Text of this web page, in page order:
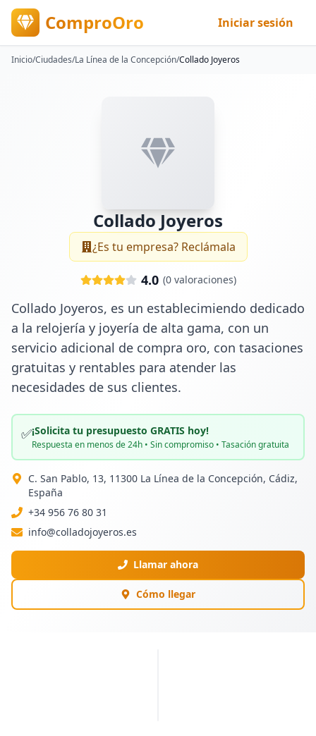
ComproOro Iniciar sesión
Inicio/Ciudades/La Línea de la Concepción/Collado Joyeros
Collado Joyeros
¿Es tu empresa? Reclámala
4.0 (0valoraciones)
Collado Joyeros, es un establecimiendo dedicado
a la relojería y joyería de alta gama, con un
servicio adicional de compra oro, con tasaciones
gratuitas y rentables para atender las
necesidades de sus clientes.
✅¡Solicita tu presupuesto GRATIS hoy!
Respuesta en menos de 24h • Sin compromiso • Tasación gratuita
C. San Pablo, 13, 11300 La Línea de la Concepción, Cádiz,
España
+34 956 76 80 31
info@colladojoyeros.es
Llamar ahora
Cómo llegar